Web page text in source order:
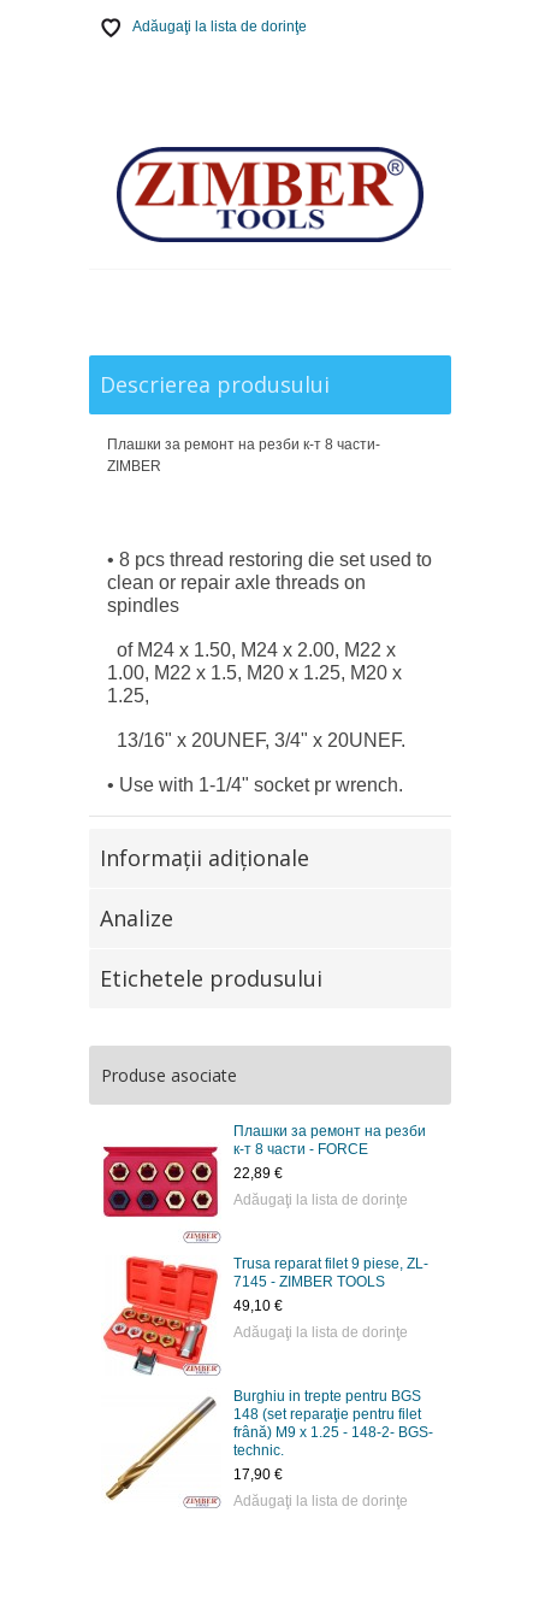
Adăugaţi la lista de dorinţe
Descrierea produsului
Плашки за ремонт на резби к-т 8 части-
ZIMBER
• 8 pcs thread restoring die set used to
clean or repair axle threads on
spindles
of M24 x 1.50, M24 x 2.00, M22 x
1.00, M22 x 1.5, M20 x 1.25, M20 x
1.25,
13/16" x 20UNEF, 3/4" x 20UNEF.
• Use with 1-1/4" socket pr wrench.
Informaţii adiţionale
Analize
Etichetele produsului
Produse asociate
Плашки за ремонт на резби
к-т 8 части - FORCE
22,89 €
Adăugaţi la lista de dorinţe
Trusa reparat filet 9 piese, ZL-
7145 - ZIMBER TOOLS
49,10 €
Adăugaţi la lista de dorinţe
Burghiu in trepte pentru BGS
148 (set reparaţie pentru filet
frână) M9 x 1.25 - 148-2- BGS-
technic.
17,90 €
Adăugaţi la lista de dorinţe